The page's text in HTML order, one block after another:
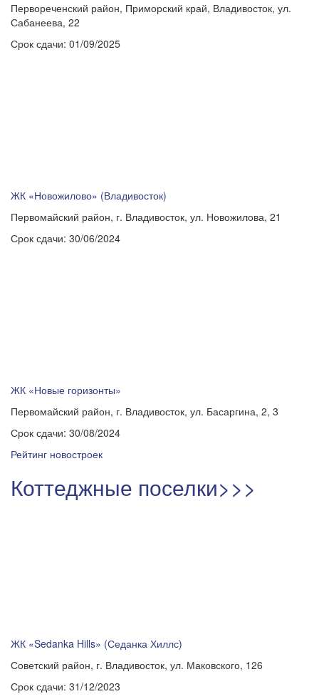
Первореченский район, Приморский край, Владивосток, ул.
Сабанеева, 22
Срок сдачи: 01/09/2025
ЖК «Новожилово» (Владивосток)
Первомайский район, г. Владивосток, ул. Новожилова, 21
Срок сдачи: 30/06/2024
ЖК «Новые горизонты»
Первомайский район, г. Владивосток, ул. Басаргина, 2, 3
Срок сдачи: 30/08/2024
Рейтинг новостроек
Коттеджные поселки>>>
ЖК «Sedanka Hills» (Седанка Хиллс)
Советский район, г. Владивосток, ул. Маковского, 126
Срок сдачи: 31/12/2023